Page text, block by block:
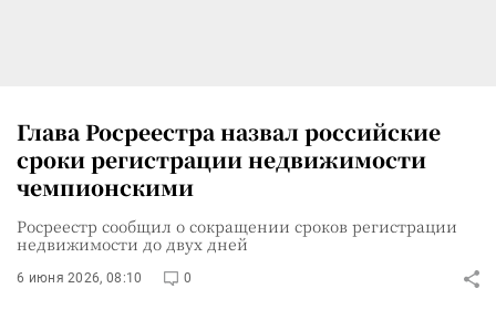
Глава Росреестра назвал российские
сроки регистрации недвижимости
чемпионскими
Росреестр сообщил о сокращении сроков регистрации
недвижимости до двух дней
6 июня 2026, 08:10 0